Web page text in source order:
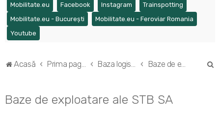
Mobilitate.eu (Opens a new tab)
Facebook (Opens a new tab)
Instagram (Opens a new tab)
Trainspotting
Mobilitate.eu - București (Opens a new tab)
Mobilitate.eu - Feroviar Romania
Youtube
Acasă Prima pagină Baza logistică a operatorilor din regiunea București - Ilfov Baze de exploatare ale STB SA
Baze de exploatare ale STB SA